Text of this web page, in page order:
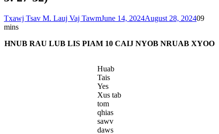
Txawj Tsav M. Lauj Vaj TawmJune 14, 2024August 28, 202409
mins
HNUB RAU LUB LIS PIAM 10 CAIJ NYOB NRUAB XYOO
Huab
Tais
Yes
Xus tab
tom
qhias
sawv
daws